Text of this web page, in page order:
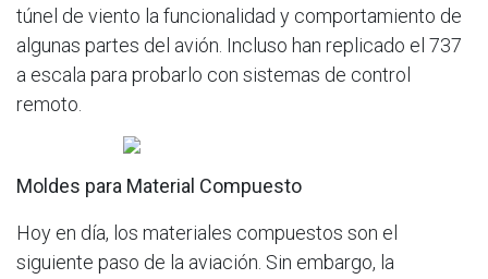
túnel de viento la funcionalidad y comportamiento de
algunas partes del avión. Incluso han replicado el 737
a escala para probarlo con sistemas de control
remoto.
Moldes para Material Compuesto
Hoy en día, los materiales compuestos son el
siguiente paso de la aviación. Sin embargo, la